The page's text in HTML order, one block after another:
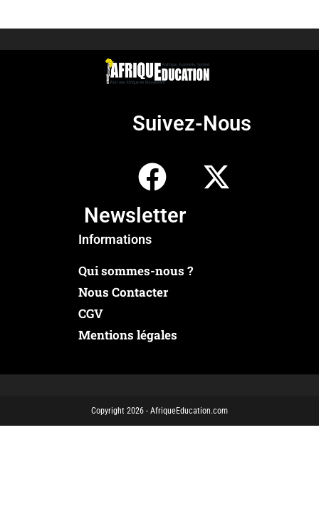
Suivez-Nous
Newsletter
Informations
Qui sommes-nous ?
Nous Contacter
CGV
Mentions légales
Copyright 2026 - AfriqueEducation.com